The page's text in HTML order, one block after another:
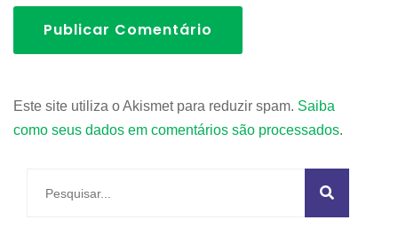
Publicar Comentário
Este site utiliza o Akismet para reduzir spam. Saiba
como seus dados em comentários são processados.